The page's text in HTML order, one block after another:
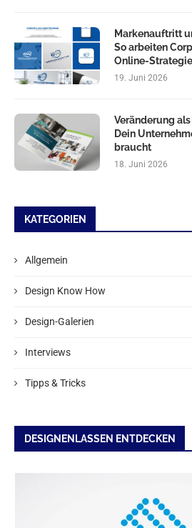
Markenauftritt
So arbeiten
Online-
19. Juni 2026
Veränderung
Dein
braucht
18. Juni 2026
KATEGORIEN
Allgemein
Design Know How
Design-Galerien
Interviews
Tipps & Tricks
DESIGNENLASSEN ENTDECKEN